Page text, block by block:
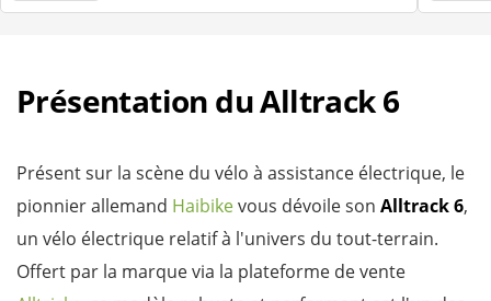
Présentation du Alltrack 6
Présent sur la scène du vélo à assistance électrique, le
pionnier allemand Haibikevous dévoile son Alltrack 6,
un vélo électrique relatif à l'univers du tout-terrain.
Offert par la marque via la plateforme de vente